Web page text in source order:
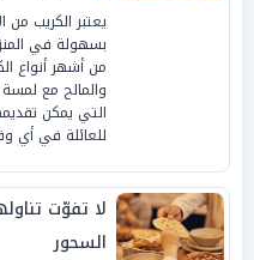
يعتبر الكريب من
بسهولة في
من أشهر أنواع
والمالح مع لمسة
التي يمكن
للعائلة في أي
لا تفوّت
السحور